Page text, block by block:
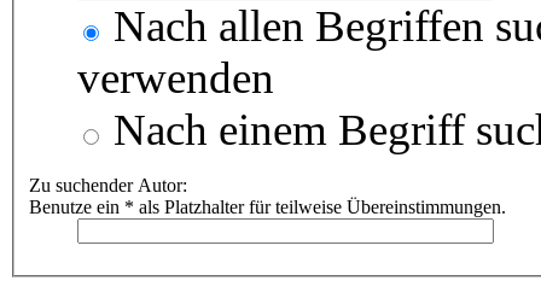
Nach allen Begriffen
verwenden
Nach einem Begriff
Zu suchender Autor:
Benutze ein * als Platzhalter für teilweise Übereinstimmungen.